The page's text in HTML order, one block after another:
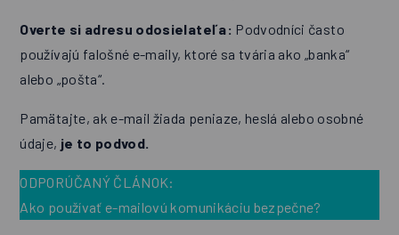
Overte si adresu odosielateľa: Podvodníci často
používajú falošné e-maily, ktoré sa tvária ako „banka“
alebo „pošta“.
Pamätajte, ak e-mail žiada peniaze, heslá alebo osobné
údaje, je to podvod.
ODPORÚČANÝ ČLÁNOK:
Ako používať e-mailovú komunikáciu bezpečne?